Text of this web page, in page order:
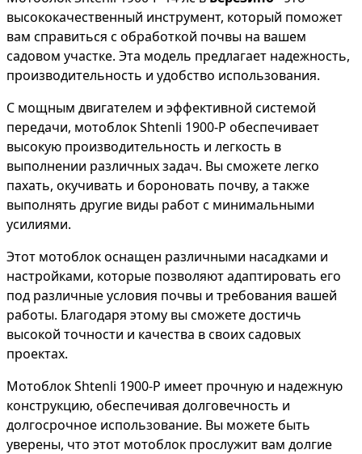
высококачественный инструмент, который поможет
вам справиться с обработкой почвы на вашем
садовом участке. Эта модель предлагает надежность,
производительность и удобство использования.
С мощным двигателем и эффективной системой
передачи, мотоблок Shtenli 1900-P обеспечивает
высокую производительность и легкость в
выполнении различных задач. Вы сможете легко
пахать, окучивать и бороновать почву, а также
выполнять другие виды работ с минимальными
усилиями.
Этот мотоблок оснащен различными насадками и
настройками, которые позволяют адаптировать его
под различные условия почвы и требования вашей
работы. Благодаря этому вы сможете достичь
высокой точности и качества в своих садовых
проектах.
Мотоблок Shtenli 1900-P имеет прочную и надежную
конструкцию, обеспечивая долговечность и
долгосрочное использование. Вы можете быть
уверены, что этот мотоблок прослужит вам долгие